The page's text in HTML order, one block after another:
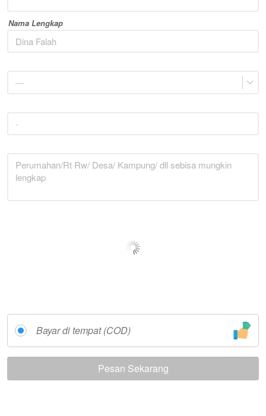
Nama Lengkap
—
`
Pesan Sekarang